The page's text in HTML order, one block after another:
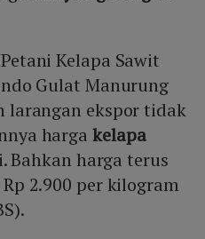
Kelapa Sawit
Gulat Manurung
larangan ekspor tidak
harga kelapa
harga terus
2.900 per kilogram